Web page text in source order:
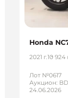
Honda
2021 г.10 924
Лот №0617
Аукцион:
24.06.2026